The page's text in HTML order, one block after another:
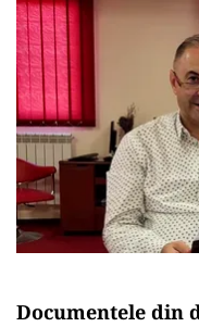
Documentele din